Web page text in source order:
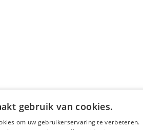
gebruik van cookies.
om uw gebruikerservaring te verbeteren.